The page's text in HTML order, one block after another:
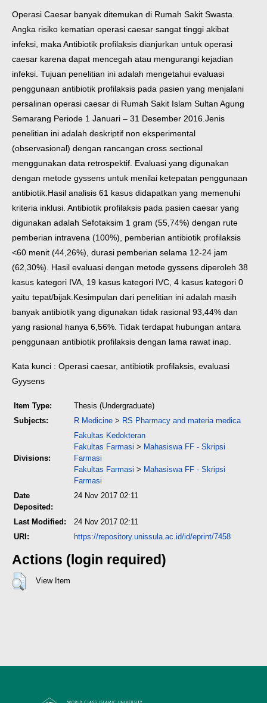
Operasi Caesar banyak ditemukan di Rumah Sakit Swasta.
Angka risiko kematian operasi caesar sangat tinggi akibat
infeksi, maka Antibiotik profilaksis dianjurkan untuk operasi
caesar karena dapat mencegah atau mengurangi kejadian
infeksi. Tujuan penelitian ini adalah mengetahui evaluasi
penggunaan antibiotik profilaksis pada pasien yang menjalani
persalinan operasi caesar di Rumah Sakit Islam Sultan Agung
Semarang Periode 1 Januari – 31 Desember 2016. Jenis
penelitian ini adalah deskriptif non eksperimental
(observasional) dengan rancangan cross sectional
menggunakan data retrospektif. Evaluasi yang digunakan
dengan metode gyssens untuk menilai ketepatan penggunaan
antibiotik. Hasil analisis 61 kasus didapatkan yang memenuhi
kriteria inklusi. Antibiotik profilaksis pada pasien caesar yang
digunakan adalah Sefotaksim 1 gram (55,74%) dengan rute
pemberian intravena (100%), pemberian antibiotik profilaksis
<60 menit (44,26%), durasi pemberian selama 12-24 jam
(62,30%). Hasil evaluasi dengan metode gyssens diperoleh 38
kasus kategori IVA, 19 kasus kategori IVC, 4 kasus kategori 0
yaitu tepat/bijak. Kesimpulan dari penelitian ini adalah masih
banyak antibiotik yang digunakan tidak rasional 93,44% dan
yang rasional hanya 6,56%. Tidak terdapat hubungan antara
penggunaan antibiotik profilaksis dengan lama rawat inap.
Kata kunci : Operasi caesar, antibiotik profilaksis, evaluasi
Gyysens
Item Type:
Thesis (Undergraduate)
Subjects:
R Medicine > RS Pharmacy and materia medica
Divisions:
Fakultas Kedokteran
Fakultas Farmasi > Mahasiswa FF - Skripsi
Farmasi
Fakultas Farmasi > Mahasiswa FF - Skripsi
Farmasi
Date
Deposited:
24 Nov 2017 02:11
Last Modified:
24 Nov 2017 02:11
URI:
https://repository.unissula.ac.id/id/eprint/7458
Actions (login required)
View Item